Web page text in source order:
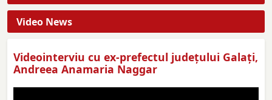
Video News
Videointerviu cu ex-prefectul judeţului Galaţi,
Andreea Anamaria Naggar